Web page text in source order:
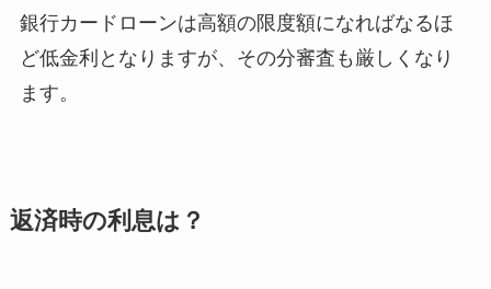
銀行カードローンは高額の限度額になればなるほ
ど低金利となりますが、その分審査も厳しくなり
ます。
返済時の利息は？